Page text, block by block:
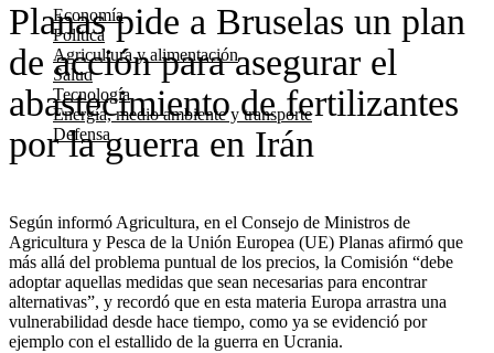
Economía
Política
Agricultura y alimentación
Salud
Tecnología
Energía, medio ambiente y transporte
Defensa
Planas pide a Bruselas un plan
de acción para asegurar el
abastecimiento de fertilizantes
por la guerra en Irán
Según informó Agricultura, en el Consejo de Ministros de
Agricultura y Pesca de la Unión Europea (UE) Planas afirmó que
más allá del problema puntual de los precios, la Comisión “debe
adoptar aquellas medidas que sean necesarias para encontrar
alternativas”, y recordó que en esta materia Europa arrastra una
vulnerabilidad desde hace tiempo, como ya se evidenció por
ejemplo con el estallido de la guerra en Ucrania.